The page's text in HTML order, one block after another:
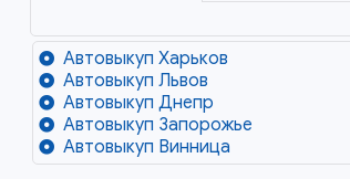
Автовыкуп Харьков
Автовыкуп Львов
Автовыкуп Днепр
Автовыкуп Запорожье
Автовыкуп Винница